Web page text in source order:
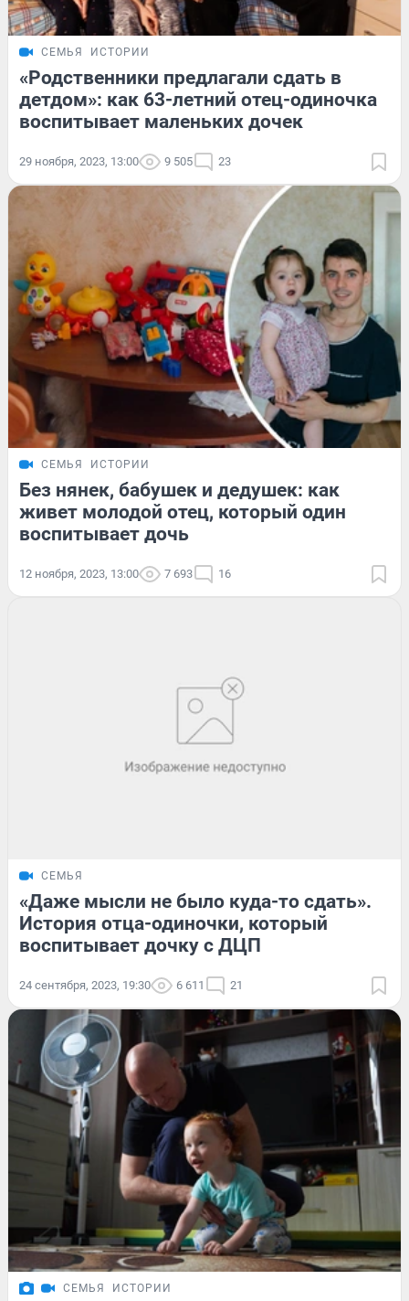
СЕМЬЯ ИСТОРИИ
«Родственники предлагали сдать в
детдом»: как 63-летний отец-одиночка
воспитывает маленьких дочек
29 ноября, 2023, 13:00 9 505 23
СЕМЬЯ ИСТОРИИ
Без нянек, бабушек и дедушек: как
живет молодой отец, который один
воспитывает дочь
12 ноября, 2023, 13:00 7 693 16
СЕМЬЯ
«Даже мысли не было куда-то сдать».
История отца-одиночки, который
воспитывает дочку с ДЦП
24 сентября, 2023, 19:30 6 611 21
СЕМЬЯ ИСТОРИИ